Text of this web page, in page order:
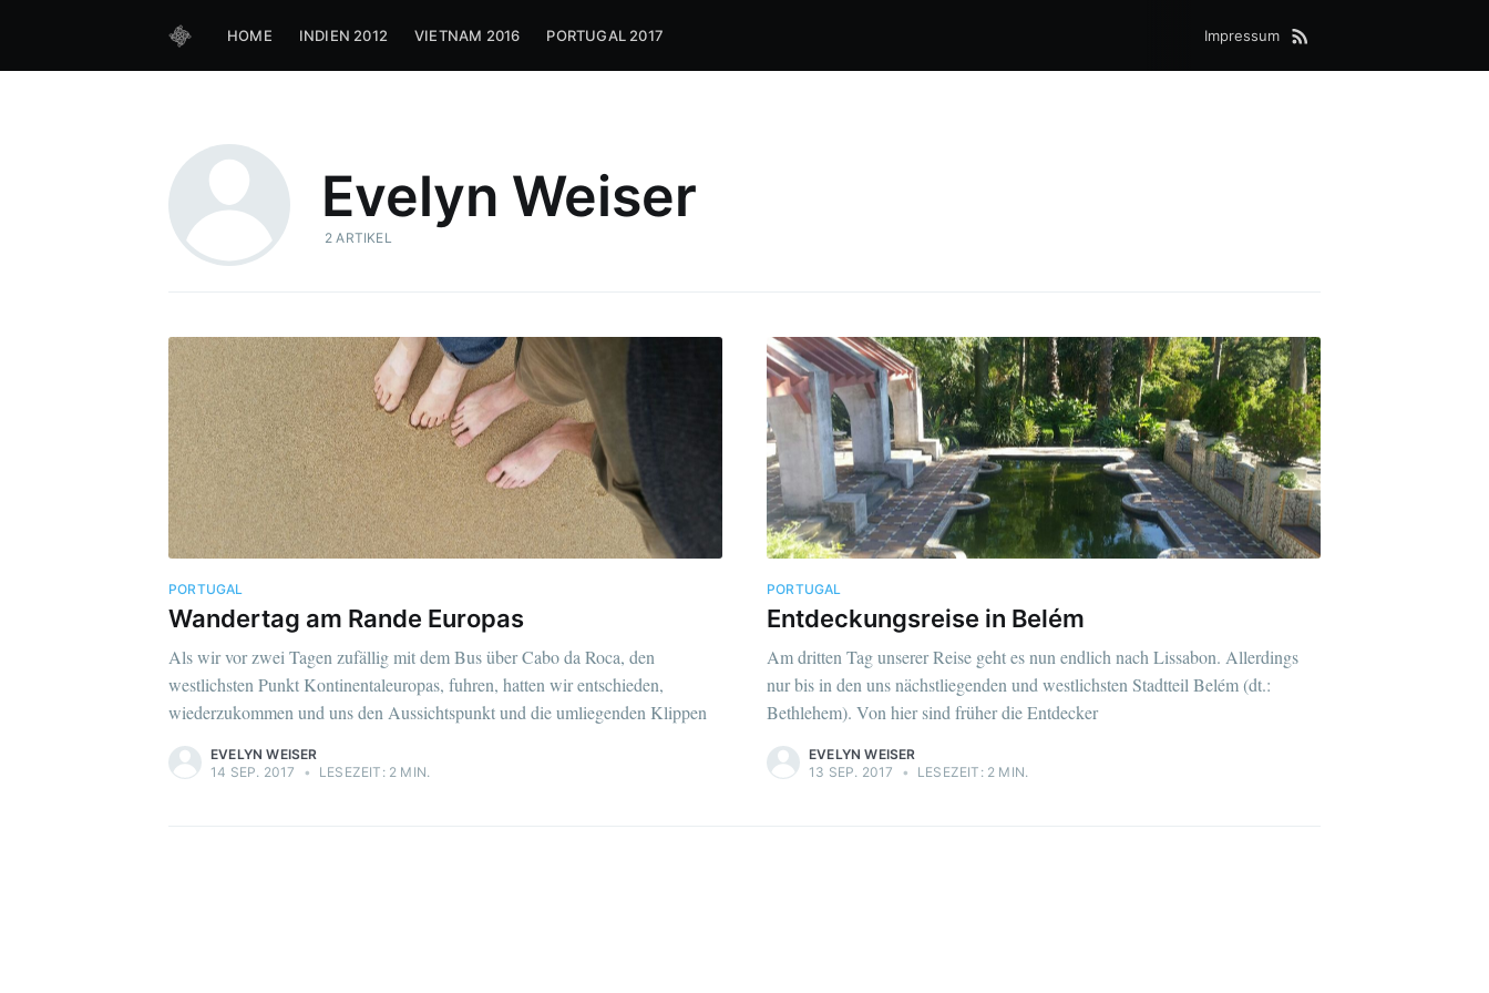
HOME INDIEN 2012 VIETNAM 2016 PORTUGAL 2017 Impressum
Evelyn Weiser
2 ARTIKEL
PORTUGAL
Wandertag am Rande Europas
Als wir vor zwei Tagen zufällig mit dem Bus über Cabo da Roca, den
westlichsten Punkt Kontinentaleuropas, fuhren, hatten wir entschieden,
wiederzukommen und uns den Aussichtspunkt und die umliegenden Klippen
EVELYN WEISER
14 SEP. 2017
• LESEZEIT: 2 MIN.
PORTUGAL
Entdeckungsreise in Belém
Am dritten Tag unserer Reise geht es nun endlich nach Lissabon. Allerdings
nur bis in den uns nächstliegenden und westlichsten Stadtteil Belém (dt.:
Bethlehem). Von hier sind früher die Entdecker
EVELYN WEISER
13 SEP. 2017
• LESEZEIT: 2 MIN.